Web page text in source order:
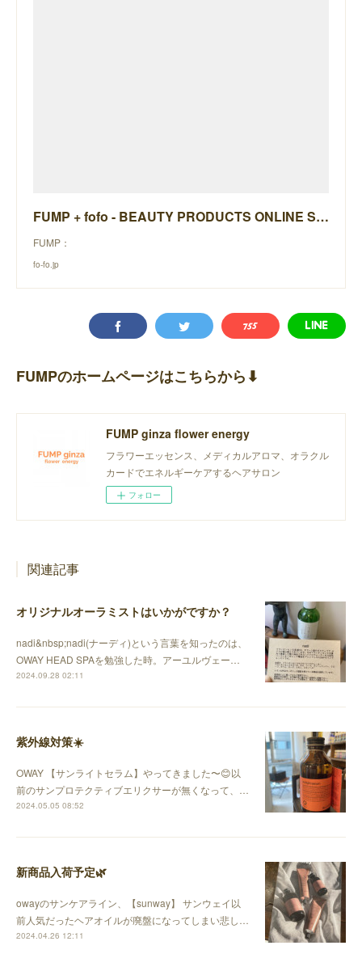
FUMP + fofo - BEAUTY PRODUCTS ONLINE STORE -
FUMP：
fo-fo.jp
FUMPのホームページはこちらから⬇︎
FUMP ginza flower energy
フラワーエッセンス、メディカルアロマ、オラクル
カードでエネルギーケアするヘアサロン
フォロー
関連記事
オリジナルオーラミストはいかがですか？
nadi&nbsp;nadi(ナーディ)という言葉を知ったのは、
OWAY HEAD SPAを勉強した時。アーユルヴェー…
2024.09.28 02:11
紫外線対策☀️
OWAY 【サンライトセラム】やってきました〜😊以
前のサンプロテクティブエリクサーが無くなって、…
2024.05.05 08:52
新商品入荷予定🌿
owayのサンケアライン、【sunway】 サンウェイ以
前人気だったヘアオイルが廃盤になってしまい悲し…
2024.04.26 12:11